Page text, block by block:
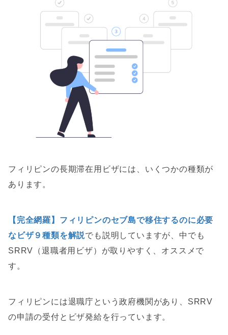
フィリピンの長期滞在用ビザには、いくつかの種類が
あります。
【完全網羅】フィリピンのセブ島で移住するのに必要
なビザ９種類を解説でも説明していますが、中でも
SRRV（退職者用ビザ）が取りやすく、オススメで
す。
フィリピンには退職庁という政府機関があり、SRRV
の申請の受付とビザ発給を行っています。